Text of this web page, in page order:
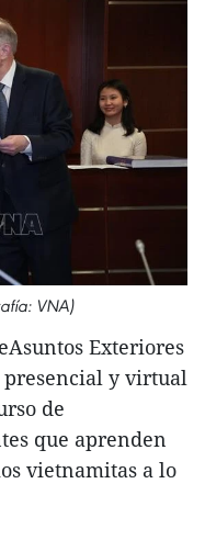
VNA)
Exteriores
presencial y virtual
de
que aprenden
vietnamitas a lo